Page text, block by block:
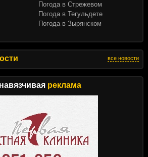
все новости
реклама
Погода в Стрежевом
Погода в Тегульдете
Погода в Зырянском